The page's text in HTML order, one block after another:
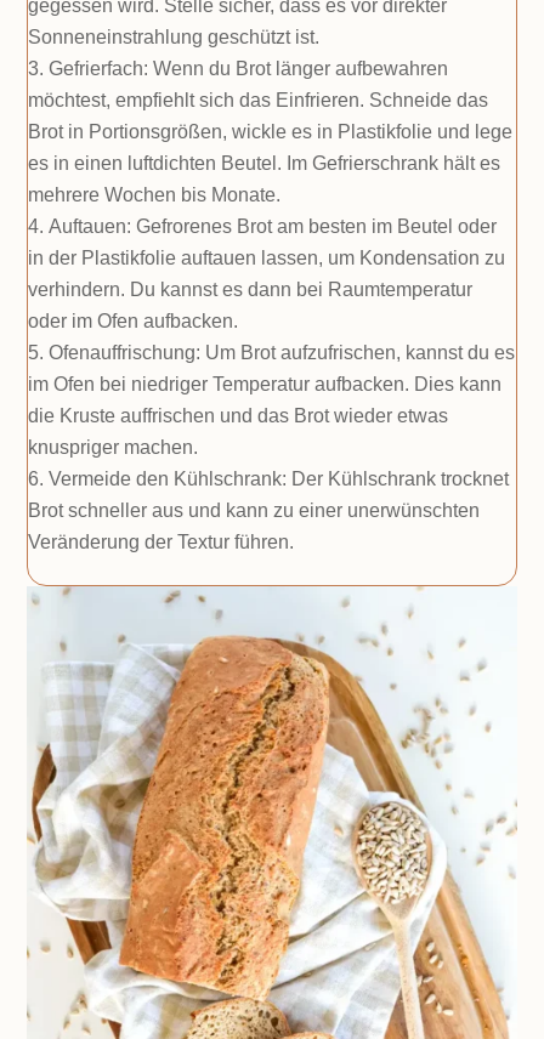
gegessen wird. Stelle sicher, dass es vor direkter
Sonneneinstrahlung geschützt ist.
Gefrierfach: Wenn du Brot länger aufbewahren
möchtest, empfiehlt sich das Einfrieren. Schneide das
Brot in Portionsgrößen, wickle es in Plastikfolie und lege
es in einen luftdichten Beutel. Im Gefrierschrank hält es
mehrere Wochen bis Monate.
Auftauen: Gefrorenes Brot am besten im Beutel oder
in der Plastikfolie auftauen lassen, um Kondensation zu
verhindern. Du kannst es dann bei Raumtemperatur
oder im Ofen aufbacken.
Ofenauffrischung: Um Brot aufzufrischen, kannst du es
im Ofen bei niedriger Temperatur aufbacken. Dies kann
die Kruste auffrischen und das Brot wieder etwas
knuspriger machen.
Vermeide den Kühlschrank: Der Kühlschrank trocknet
Brot schneller aus und kann zu einer unerwünschten
Veränderung der Textur führen.